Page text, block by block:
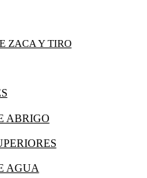
ZACA Y TIRO
ABRIGO
AGUA